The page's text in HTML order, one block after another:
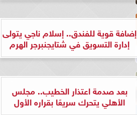
إضافة قوية للفندق.. إسلام ناجي يتولى
إدارة التسويق في شتايجنبرجر الهرم
بعد صدمة اعتذار الخطيب.. مجلس
الأهلي يتحرك سريعًا بقراره الأول